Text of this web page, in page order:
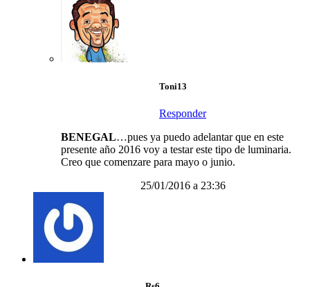
Toni13
Responder
BENEGAL…pues ya puedo adelantar que en este
presente año 2016 voy a testar este tipo de luminaria.
Creo que comenzare para mayo o junio.
25/01/2016 a 23:36